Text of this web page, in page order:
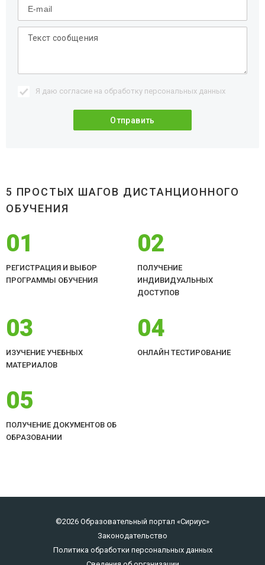
Я даю согласие на обработку персональных данных
5 ПРОСТЫХ ШАГОВ ДИСТАНЦИОННОГО
ОБУЧЕНИЯ
01
РЕГИСТРАЦИЯ И ВЫБОР
ПРОГРАММЫ ОБУЧЕНИЯ
02
ПОЛУЧЕНИЕ
ИНДИВИДУАЛЬНЫХ
ДОСТУПОВ
03
ИЗУЧЕНИЕ УЧЕБНЫХ
МАТЕРИАЛОВ
04
ОНЛАЙН ТЕСТИРОВАНИЕ
05
ПОЛУЧЕНИЕ ДОКУМЕНТОВ ОБ
ОБРАЗОВАНИИ
©2026 Образовательный портал «Сириус»
Законодательство
Политика обработки персональных данных